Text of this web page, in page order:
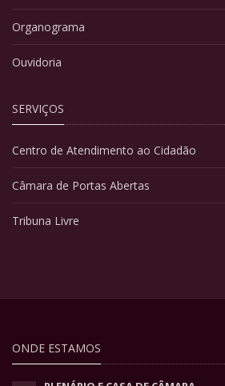
Organograma
Ouvidoria
SERVIÇOS
Centro de Atendimento ao Cidadão
Câmara de Portas Abertas
Tribuna Livre
ONDE ESTAMOS